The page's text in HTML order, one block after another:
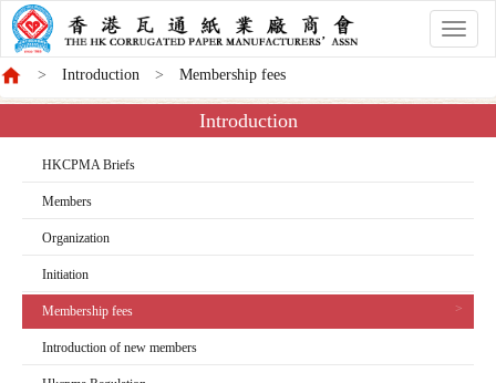
香
港
會
Introduction Membership fees
Introduction
HKCPMA Briefs
Members
Organization
Initiation
Membership fees
Introduction of new members